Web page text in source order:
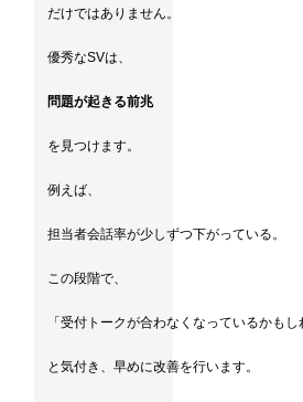
だけではありません。
優秀なSVは、
問題が起きる前兆
を見つけます。
例えば、
担当者会話率が少しずつ下がっている。
この段階で、
「受付トークが合わなくなっているかもし
と気付き、早めに改善を行います。